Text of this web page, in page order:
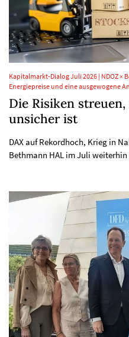
Kapitalmarkt-Dialog Juli 2026 | NDOZ ×
Energiepreise und eine ausgewogene
Die Risiken
unsicher ist
DAX auf Rekordhoch, Krieg in
Bethmann HAL im Juli